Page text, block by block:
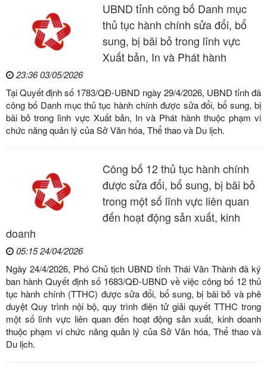
UBND tỉnh công bố Danh mục
thủ tục hành chính sửa đổi, bổ
sung, bị bãi bỏ trong lĩnh vực
Xuất bản, In và Phát hành
23:36 03/05/2026
Tại Quyết định số 1783/QĐ-UBND ngày 29/4/2026, UBND tỉnh đã
công bố Danh mục thủ tục hành chính được sửa đổi, bổ sung, bị
bãi bỏ trong lĩnh vực Xuất bản, In và Phát hành thuộc phạm vi
chức năng quản lý của Sở Văn hóa, Thể thao và Du lịch.
Công bố 12 thủ tục hành chính
được sửa đổi, bổ sung, bị bãi bỏ
trong một số lĩnh vực liên quan
đến hoạt động sản xuất, kinh
doanh
05:15 24/04/2026
Ngày 24/4/2026, Phó Chủ tịch UBND tỉnh Thái Văn Thành đã ký
ban hành Quyết định số 1683/QĐ-UBND về việc công bố 12 thủ
tục hành chính (TTHC) được sửa đổi, bổ sung, bị bãi bỏ và phê
duyệt Quy trình nội bộ, quy trình điện tử giải quyết TTHC trong
một số lĩnh vực liên quan đến hoạt động sản xuất, kinh doanh
thuộc phạm vi chức năng quản lý của Sở Văn hóa, Thể thao và
Du lịch.